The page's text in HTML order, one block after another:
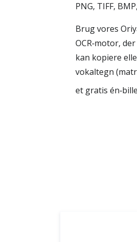
PNG, TIFF,
Brug vores
OCR‑motor,
kan kopiere
vokaltegn
et gratis